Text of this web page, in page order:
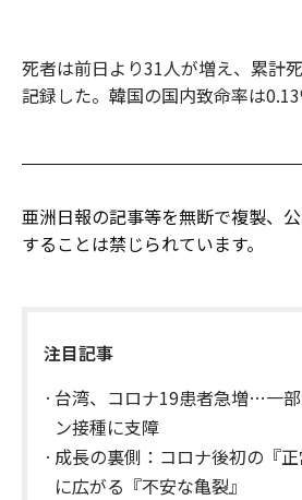
死者は前日より31人が増え、累計
記録した。韓国の国内致命率は
亜洲日報の記事等を無断で複製、
することは禁じられています。
注目記事
台湾、コロナ19患者急増…一
ン接種に支障
成長の裏側：コロナ後初の『
に広がる『不安な亀裂』